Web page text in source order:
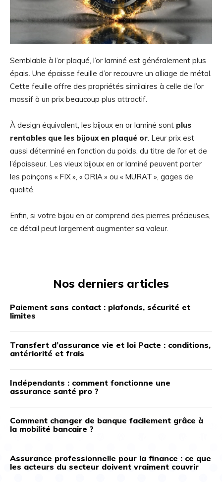
Semblable à l’or plaqué, l’or laminé est généralement plus
épais. Une épaisse feuille d’or recouvre un alliage de métal.
Cette feuille offre des propriétés similaires à celle de l’or
massif à un prix beaucoup plus attractif.
À design équivalent, les bijoux en or laminé sont plus
rentables que les bijoux en plaqué or . Leur prix est
aussi déterminé en fonction du poids, du titre de l’or et de
l’épaisseur. Les vieux bijoux en or laminé peuvent porter
les poinçons « FIX », « ORIA » ou « MURAT », gages de
qualité.
Enfin, si votre bijou en or comprend des pierres précieuses,
ce détail peut largement augmenter sa valeur.
Nos derniers articles
Paiement sans contact : plafonds, sécurité et
limites
Transfert d’assurance vie et loi Pacte : conditions,
antériorité et frais
Indépendants : comment fonctionne une
assurance santé pro ?
Comment changer de banque facilement grâce à
la mobilité bancaire ?
Assurance professionnelle pour la finance : ce que
les acteurs du secteur doivent vraiment couvrir